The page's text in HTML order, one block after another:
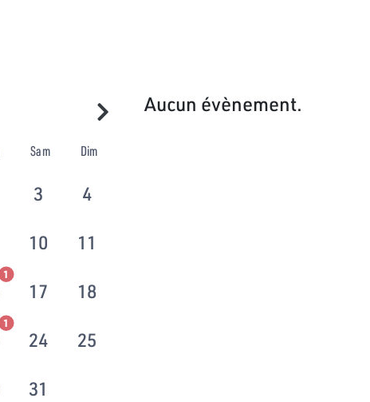
Sam Dim
3 4
10 11
1
17 18
1
24 25
31
Aucun évènement.